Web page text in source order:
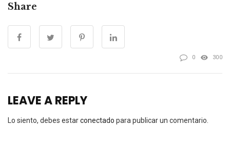
Share
0 300
LEAVE A REPLY
Lo siento, debes estarconectado para publicar un comentario.